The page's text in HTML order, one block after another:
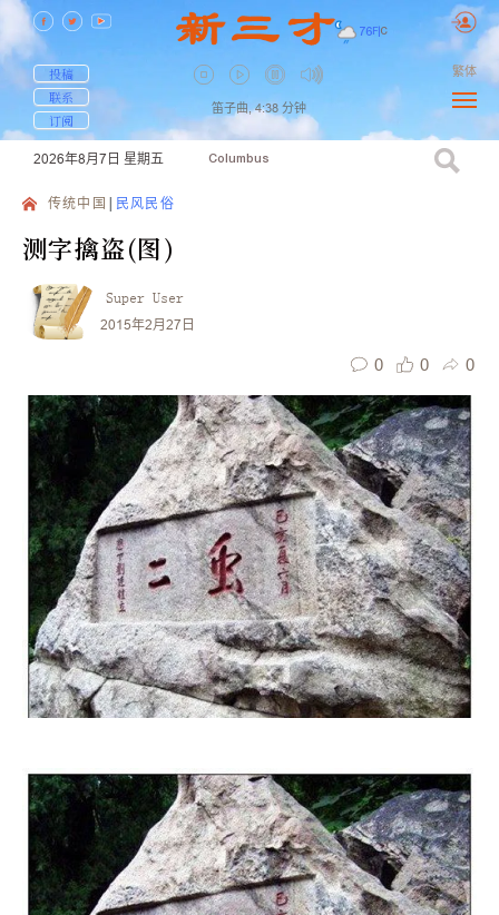
76F| C
投稿
联系
订阅
笛子曲, 4:38 分钟
繁体
2026年8月7日 星期五 Columbus
传统中国 民风民俗
测字擒盗(图)
Super User
2015年2月27日
0 0 0